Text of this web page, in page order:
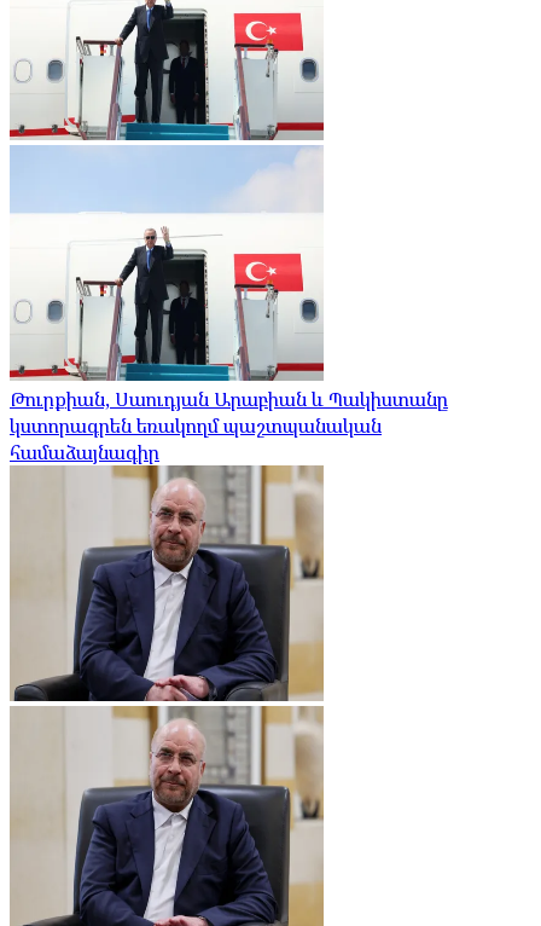
Թուրքիան, Սաուդյան Արաբիան և Պակիստանը
կստորագրեն եռակողմ պաշտպանական
համաձայնագիր